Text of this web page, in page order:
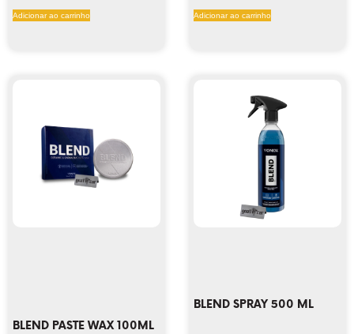
Adicionar ao carrinho Adicionar ao carrinho
BLEND PASTE WAX 100ML
BLEND SPRAY 500 ML